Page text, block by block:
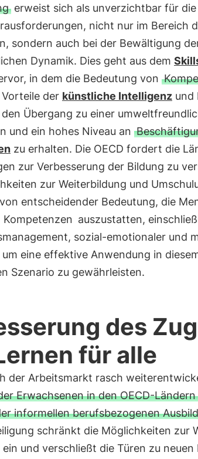
erweist sich als unverzichtbar für
nicht nur im Bereich
sondern auch bei der Bewältigung
Dynamik. Dies geht aus dem
in dem die Bedeutung von
der künstliche Intelligenzund
den Übergang zu einer
und ein hohes Niveau an
zu erhalten. Die OECD fordert die
zur Verbesserung der Bildung zu
zur Weiterbildung und
entscheidender Bedeutung, die
Kompetenzen auszustatten,
sozial-emotionaler und
eine effektive Anwendung in
Szenario zu gewährleisten.
des
für alle
der Arbeitsmarkt rasch
Erwachsenen in den OECD-
informellen berufsbezogenen
schränkt die Möglichkeiten zur
ein und verschließt die Türen zu neuen